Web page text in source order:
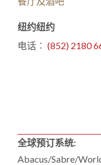
纽约纽约
电话︰ (852) 2180
全球预订系统:
Abacus/Sabre/